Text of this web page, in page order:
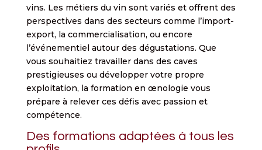
vins. Les métiers du vin sont variés et offrent des
perspectives dans des secteurs comme l’import-
export, la commercialisation, ou encore
l’événementiel autour des dégustations. Que
vous souhaitiez travailler dans des caves
prestigieuses ou développer votre propre
exploitation, la formation en œnologie vous
prépare à relever ces défis avec passion et
compétence.
Des formations adaptées à tous les